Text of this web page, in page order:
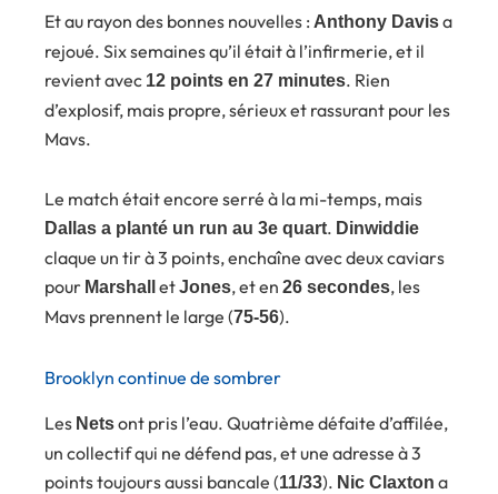
Et au rayon des bonnes nouvelles : Anthony Davisa
rejoué. Six semaines qu’il était à l’infirmerie, et il
revient avec 12 points en 27 minutes. Rien
d’explosif, mais propre, sérieux et rassurant pour les
Mavs.
Le match était encore serré à la mi-temps, mais
Dallas a planté un run au 3e quart. Dinwiddie
claque un tir à 3 points, enchaîne avec deux caviars
pour Marshall etJones, et en 26 secondes, les
Mavs prennent le large (75-56).
Brooklyn continue de sombrer
Les Netsont pris l’eau. Quatrième défaite d’affilée,
un collectif qui ne défend pas, et une adresse à 3
points toujours aussi bancale (11/33). Nic Claxton a